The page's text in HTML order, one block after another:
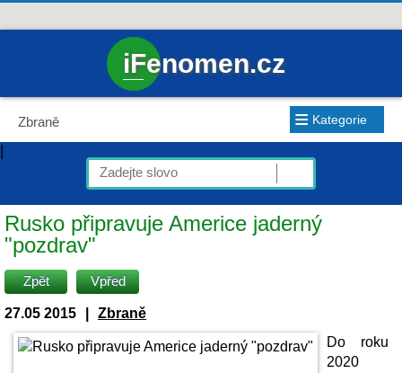
iFenomen.cz
Zbraně ≡ Kategorie
|
Rusko připravuje Americe jaderný
"pozdrav"
Zpět Vpřed
27.05 2015
Zbraně
Do roku
2020